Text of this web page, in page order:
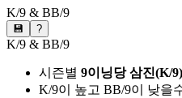
K/9 & BB/9
💾 ?
K/9 & BB/9
시즌별 9이닝당 삼진(K/9)
K/9이 높고 BB/9이 낮을